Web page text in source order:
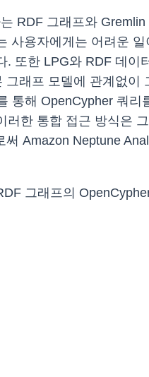
RDF 그래프와
용자에게는 어려운
또한 LPG와 RDF 데이
래프 모델에 관계없이
통해 OpenCypher 쿼
한 통합 접근 방식은
Amazon Neptune
그래프의